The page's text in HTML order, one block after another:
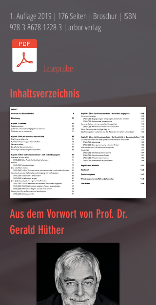
1. Auflage 2019 | 176 Seiten | Broschur | ISBN
978-3-8678-1228-3 | arbor verlag
Leseprobe
Inhaltsverzeichnis
Aus dem Vorwort von Prof. Dr.
Gerald Hüther